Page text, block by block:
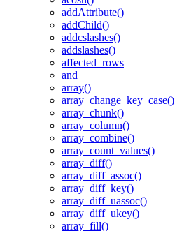
addAttribute()
addChild()
addcslashes()
addslashes()
affected_rows
and
array()
array_change_key_case()
array_chunk()
array_column()
array_combine()
array_count_values()
array_diff()
array_diff_assoc()
array_diff_key()
array_diff_uassoc()
array_diff_ukey()
array_fill()